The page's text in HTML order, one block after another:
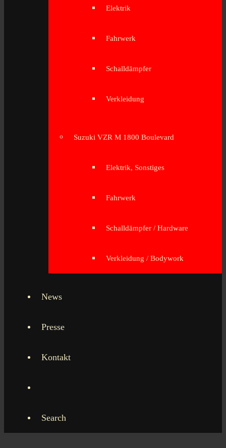
Elektrik
Fahrwerk
Schalldämpfer
Verkleidung
Suzuki VZR M 1800 Boulevard
Elektrik, Sonstiges
Fahrwerk
Schalldämpfer / Hardware
Verkleidung / Bodywork
News
Presse
Kontakt
Search